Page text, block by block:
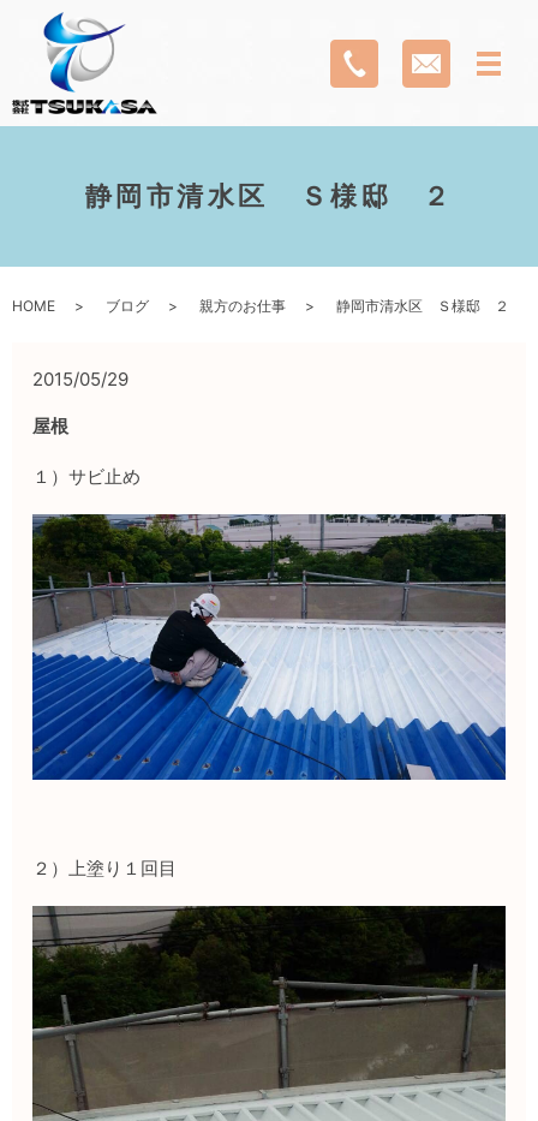
静岡市清水区 Ｓ様邸 ２
HOME ブログ 親方のお仕事 静岡市清水区 Ｓ様邸 ２
2015/05/29
屋根
１）サビ止め
２）上塗り１回目